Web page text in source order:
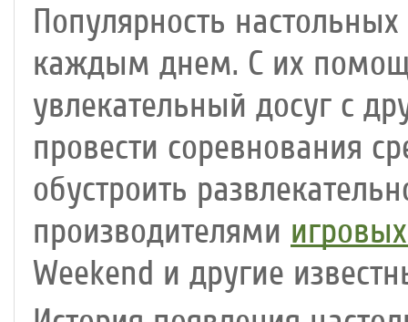
Популярность
каждым днем. С их
увлекательный досуг с
провести соревнования
обустроить
производителями
Weekend и другие